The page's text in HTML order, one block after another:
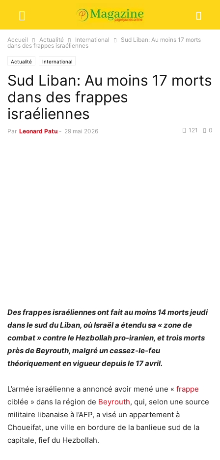
Accueil Actualité International
Sud Liban: Au moins 17 morts
dans des frappes israéliennes
Actualité International
Sud Liban: Au moins 17 morts
dans des frappes
israéliennes
Par Leonard Patu - 29 mai 2026 0
121
Des frappes israéliennes ont fait au moins 14 morts jeudi
dans le sud du Liban, où Israël a étendu sa « zone de
combat » contre le Hezbollah pro-iranien, et trois morts
près de Beyrouth, malgré un cessez-le-feu
théoriquement en vigueur depuis le 17 avril.
L’armée israélienne a annoncé avoir mené une « frappe
ciblée » dans la région de Beyrouth, qui, selon une source
militaire libanaise à l’AFP, a visé un appartement à
Choueifat, une ville en bordure de la banlieue sud de la
capitale, fief du Hezbollah.